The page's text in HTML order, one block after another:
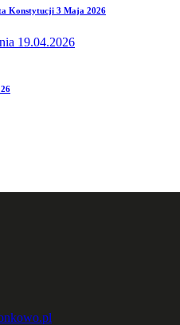
Konstytucji 3 Maja 2026